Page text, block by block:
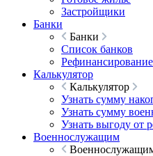
Застройщики
Банки
Банки
Список банков
Рефинансирование
Калькулятор
Калькулятор
Узнать сумму
Узнать сумму
Узнать выгоду от
Военнослужащим